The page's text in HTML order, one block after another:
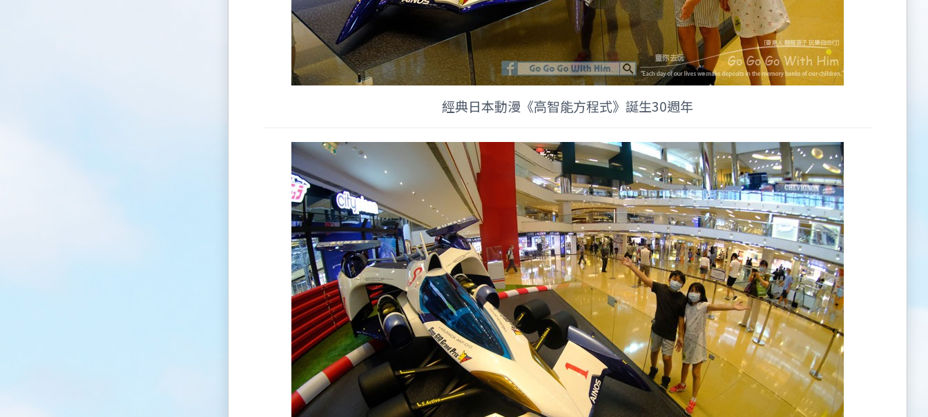
經典日本動漫《高智能方程式》誕生30週年